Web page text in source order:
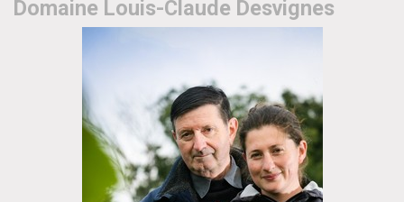
Domaine Louis-Claude Desvignes